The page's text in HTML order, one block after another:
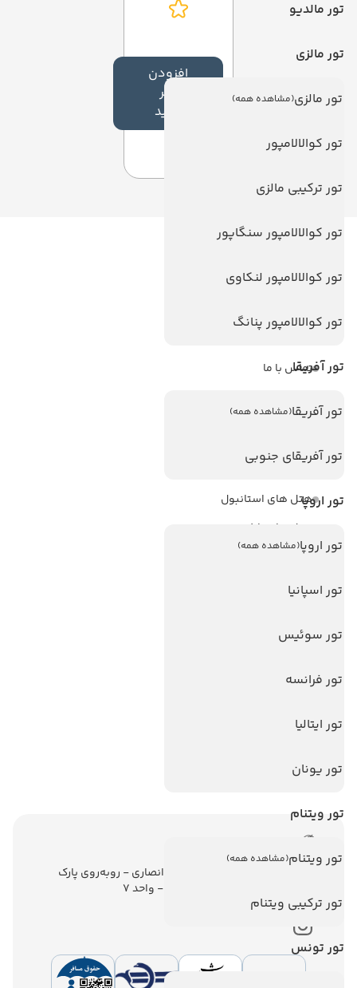
تور مالدیو
تور مالزی
تور مالزی(مشاهده همه)
تور کوالالامپور
تور ترکیبی مالزی
تور کوالالامپور سنگاپور
تور کوالالامپور لنکاوی
تور کوالالامپور پنانگ
تور آفریقا
تور آفریقا(مشاهده همه)
تور آفریقای جنوبی
تور اروپا
تور اروپا(مشاهده همه)
تور اسپانیا
تور سوئیس
تور فرانسه
تور ایتالیا
تور یونان
تور ویتنام
تور ویتنام(مشاهده همه)
تور ترکیبی ویتنام
تور تونس
افزودن
نظر
جدید
ویزا
تماس با ما
هتل های پر بازدید
هتل های استانبول
هتل های تایلند
هتل های اندونزی
هتل های سریلانکا
تورهای پربازدید
تور آنتالیا
تور پوکت
تور سریلانکا
تهران - ولیعصر - نبش کوچه انصاری - روبه‌روی پارک
ملت - برج ملت - طبقه ششم - واحد 7